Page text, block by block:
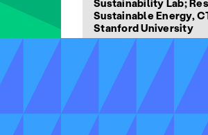
Sustainability Lab;
Sustainable Energy,
Stanford University